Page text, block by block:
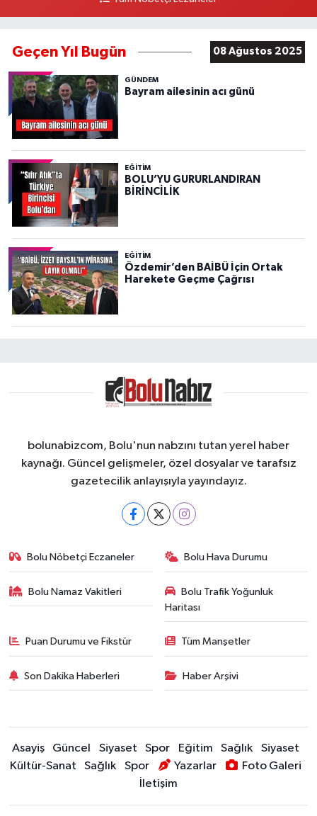
Geçen Yıl Bugün 08 Ağustos 2025
GÜNDEM
Bayram ailesinin acı günü
EĞITIM
BOLU’YU GURURLANDIRAN
BİRİNCİLİK
EĞITIM
Özdemir’den BAİBÜ İçin Ortak
Harekete Geçme Çağrısı
bolunabizcom, Bolu'nun nabzını tutan yerel haber
kaynağı. Güncel gelişmeler, özel dosyalar ve tarafsız
gazetecilik anlayışıyla yayındayız.
Bolu Nöbetçi Eczaneler Bolu Hava Durumu
Bolu Namaz Vakitleri
Bolu Trafik Yoğunluk
Haritası
Puan Durumu ve Fikstür Tüm Manşetler
Son Dakika Haberleri Haber Arşivi
Asayiş Güncel Siyaset Spor Eğitim Sağlık
Siyaset
Kültür-Sanat
Sağlık Spor Yazarlar
Foto Galeri
İletişim